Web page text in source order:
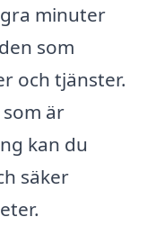
minuter
som
och tjänster.
är
kan du
säker